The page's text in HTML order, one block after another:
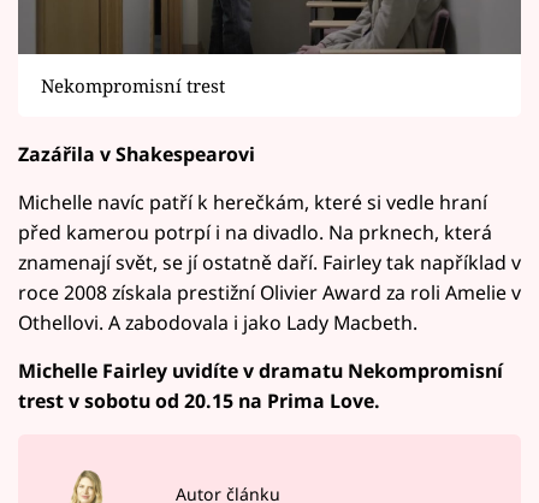
Nekompromisní trest
Zazářila v Shakespearovi
Michelle navíc patří k herečkám, které si vedle hraní
před kamerou potrpí i na divadlo. Na prknech, která
znamenají svět, se jí ostatně daří. Fairley tak například v
roce 2008 získala prestižní Olivier Award za roli Amelie v
Othellovi. A zabodovala i jako Lady Macbeth.
Michelle Fairley uvidíte v dramatu Nekompromisní
trest v sobotu od 20.15 na Prima Love.
Autor článku